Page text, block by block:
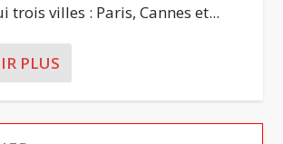
trois villes : Paris, Cannes et...
PLUS